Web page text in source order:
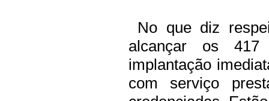
No que diz
alcançar os
implantação
com serviço